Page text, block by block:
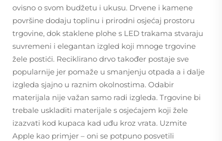
ovisno o svom budžetu i ukusu. Drvene i kamene
površine dodaju toplinu i prirodni osjećaj prostoru
trgovine, dok staklene plohe s LED trakama stvaraju
suvremeni i elegantan izgled koji mnoge trgovine
žele postići. Reciklirano drvo također postaje sve
popularnije jer pomaže u smanjenju otpada a i dalje
izgleda sjajno u raznim okolnostima. Odabir
materijala nije važan samo radi izgleda. Trgovine bi
trebale uskladiti materijale s osjećajem koji žele
izazvati kod kupaca kad uđu kroz vrata. Uzmite
Apple kao primjer – oni se potpuno posvetili